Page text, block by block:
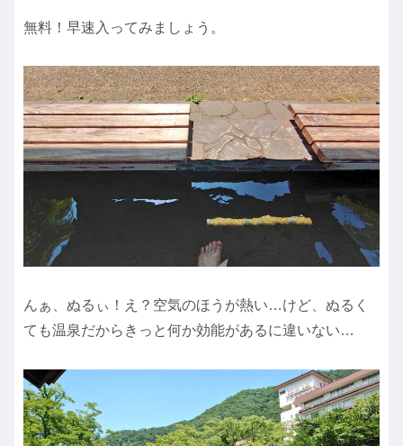
無料！早速入ってみましょう。
んぁ、ぬるぃ！え？空気のほうが熱い…けど、ぬるく
ても温泉だからきっと何か効能があるに違いない…